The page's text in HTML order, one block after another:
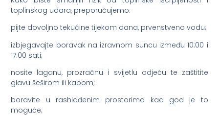
toplinskog udara, preporučujemo:
pijte dovoljno tekućine tijekom dana, prvenstveno vodu;
izbjegavajte boravak na izravnom suncu između 10:00 i
17:00 sati;
nosite laganu, prozračnu i svijetlu odjeću te zaštitite
glavu šeširom ili kapom;
boravite u rashlađenim prostorima kad god je to
moguće;